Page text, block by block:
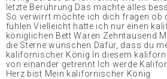
letzte Berührung Das machte alles
So verwirrt möchte ich dich fragen
fühlen Vielleicht hatte ich nur einen
königlichen Bett Waren Zehntausend
die Sterne wünschen Dafür, dass du
kalifornischer König In diesem
von einander getrennt Ich werde
Herz bist Mein kalifornischer König